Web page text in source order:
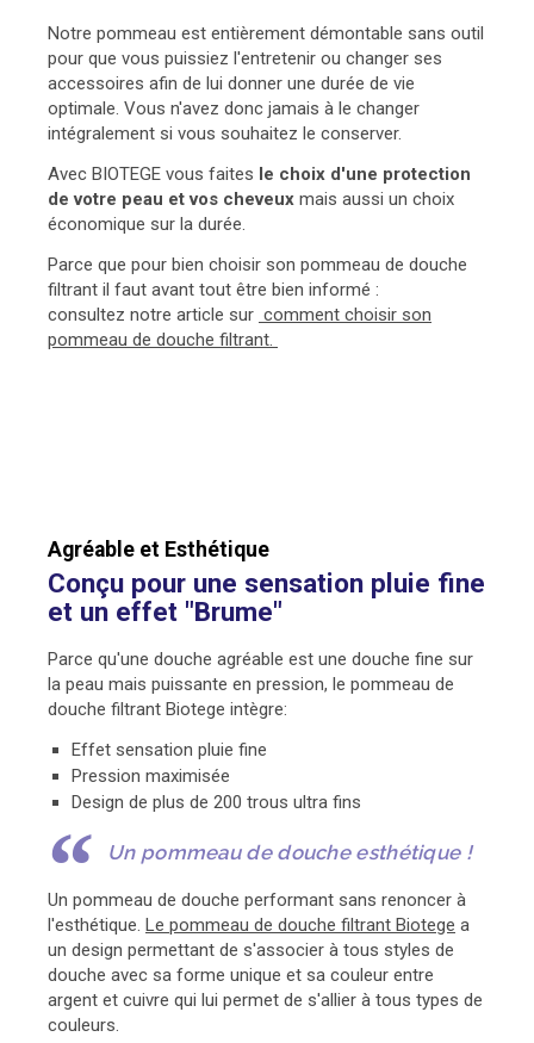
Notre pommeau est entièrement démontable sans outil
pour que vous puissiez l'entretenir ou changer ses
accessoires afin de lui donner une durée de vie
optimale. Vous n'avez donc jamais à le changer
intégralement si vous souhaitez le conserver.
Avec BIOTEGE vous faites le choix d'une protection
de votre peau et vos cheveux mais aussi un choix
économique sur la durée.
Parce que pour bien choisir son pommeau de douche
filtrant il faut avant tout être bien informé :
consultez notre article sur comment choisir son
pommeau de douche filtrant.
Agréable et Esthétique
Conçu pour une sensation pluie fine
et un effet "Brume"
Parce qu'une douche agréable est une douche fine sur
la peau mais puissante en pression, le pommeau de
douche filtrant Biotege intègre:
Effet sensation pluie fine
Pression maximisée
Design de plus de 200 trous ultra fins
Un pommeau de douche esthétique !
Un pommeau de douche performant sans renoncer à
l'esthétique. Le pommeau de douche filtrant Biotege a
un design permettant de s'associer à tous styles de
douche avec sa forme unique et sa couleur entre
argent et cuivre qui lui permet de s'allier à tous types de
couleurs.